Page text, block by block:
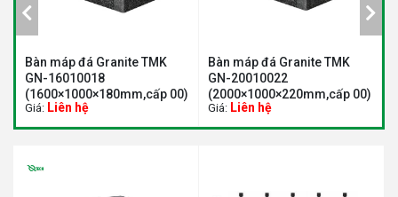
00)
Bàn máp đá Granite TMK
GN-20010022
(2000×1000×220mm,cấp 00)
Giá:
Bàn máp đá Granite TMK
GN-20015025
(2000×1500×250mm,cấp
Giá: